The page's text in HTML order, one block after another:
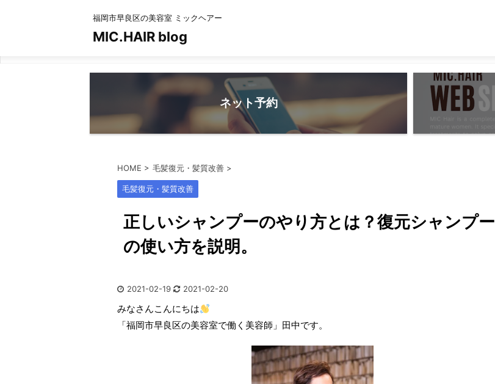
福岡市早良区の美容室 ミックヘアー
MIC.HAIR blog
ネット予約
HOME > 毛髪復元・髪質改善 >
毛髪復元・髪質改善
正しいシャンプーのやり方とは？復元シャンプー
の使い方を説明。
2021-02-19 2021-02-20
みなさんこんにちは
「福岡市早良区の美容室で働く美容師」田中です。